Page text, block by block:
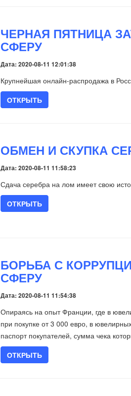
ЧЕРНАЯ ПЯТНИЦА
СФЕРУ
Дата: 2020-08-11 12:01:38
Крупнейшая онлайн-распродажа в
ОТКРЫТЬ
ОБМЕН И СКУПКА
Дата: 2020-08-11 11:58:23
Сдача серебра на лом имеет свою
ОТКРЫТЬ
БОРЬБА С
СФЕРУ
Дата: 2020-08-11 11:54:38
Опираясь на опыт Франции, где в
при покупке от 3 000 евро, в
паспорт покупателей, сумма чека
ОТКРЫТЬ